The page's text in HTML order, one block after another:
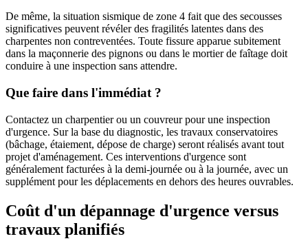
De même, la situation sismique de zone 4 fait que des secousses
significatives peuvent révéler des fragilités latentes dans des
charpentes non contreventées. Toute fissure apparue subitement
dans la maçonnerie des pignons ou dans le mortier de faîtage doit
conduire à une inspection sans attendre.
Que faire dans l'immédiat ?
Contactez un charpentier ou un couvreur pour une inspection
d'urgence. Sur la base du diagnostic, les travaux conservatoires
(bâchage, étaiement, dépose de charge) seront réalisés avant tout
projet d'aménagement. Ces interventions d'urgence sont
généralement facturées à la demi-journée ou à la journée, avec un
supplément pour les déplacements en dehors des heures ouvrables.
Coût d'un dépannage d'urgence versus
travaux planifiés